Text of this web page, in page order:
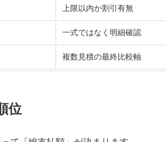
上限以内か割引有無
一式ではなく明細確認
複数見積の最終比較軸
位